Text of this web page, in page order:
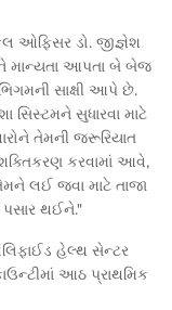
ઓફિસર ડો. જીજ્ઞેશ
માન્યતા આપતા બે બેજ
સાક્ષી આપે છે.
સિસ્ટમને સુધારવા માટે
તેમની જરૂરિયાત
કરવામાં આવે,
લઈ જવા માટે તાજા
પસાર થઈને."
હેલ્થ સેન્ટર
આઠ પ્રાથમિક